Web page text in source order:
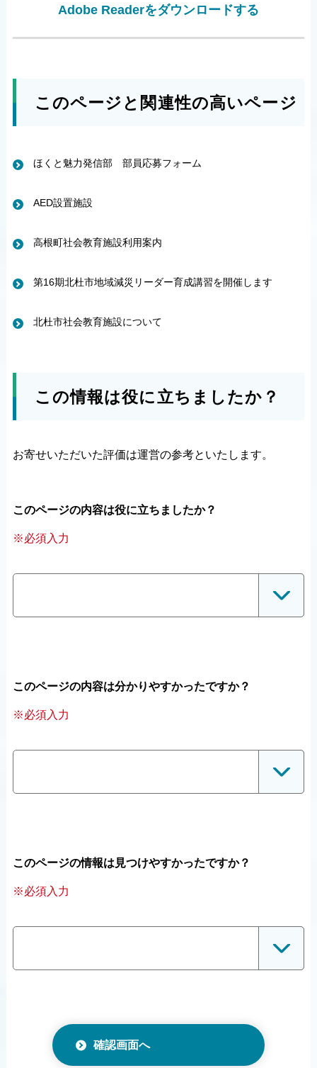
Adobe Readerをダウンロードする
このページと関連性の高いページ
ほくと魅力発信部 部員応募フォーム
AED設置施設
高根町社会教育施設利用案内
第16期北杜市地域減災リーダー育成講習を開催します
北杜市社会教育施設について
この情報は役に立ちましたか？
お寄せいただいた評価は運営の参考といたします。
このページの内容は役に立ちましたか？
※必須入力
このページの内容は分かりやすかったですか？
※必須入力
このページの情報は見つけやすかったですか？
※必須入力